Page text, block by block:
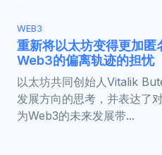
WEB3
重新将以太坊变得更加
Web3的偏离轨迹的担忧
以太坊共同创始人Vitalik
发展方向的思考，并表达了
为Web3的未来发展带...